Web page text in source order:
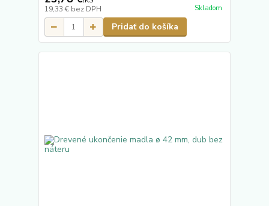
19,33 € bez DPH Skladom
Pridať do košíka